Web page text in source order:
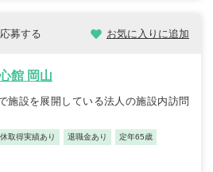
募する お気に入りに追加
館 岡山
施設を展開している法人の施設内訪問
取得実績あり 退職金あり 定年65歳